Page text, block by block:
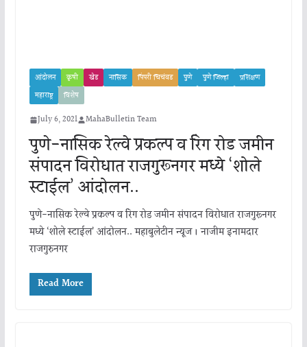
आंदोलन कृषी खेड नासिक पिंपरी चिचंवड पुणे पुणे जिल्हा
प्रशिक्षण
महाराष्ट्र
विशेष
July 6, 2021 MahaBulletin Team
पुणे-नासिक रेल्वे प्रकल्प व रिंग रोड जमीन
संपादन विरोधात राजगुरूनगर मध्ये ‘शोले
स्टाईल’ आंदोलन..
पुणे-नासिक रेल्वे प्रकल्प व रिंग रोड जमीन संपादन विरोधात राजगुरूनगर
मध्ये ‘शोले स्टाईल’ आंदोलन.. महाबुलेटीन न्यूज । नाजीम इनामदार
राजगुरुनगर
Read More